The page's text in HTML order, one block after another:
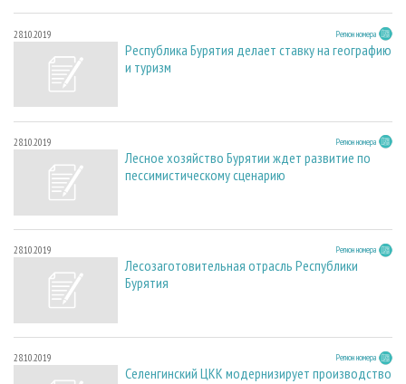
28.10.2019 Регион номера
Республика Бурятия делает ставку на географию
и туризм
28.10.2019 Регион номера
Лесное хозяйство Бурятии ждет развитие по
пессимистическому сценарию
28.10.2019 Регион номера
Лесозаготовительная отрасль Республики
Бурятия
28.10.2019 Регион номера
Селенгинский ЦКК модернизирует производство